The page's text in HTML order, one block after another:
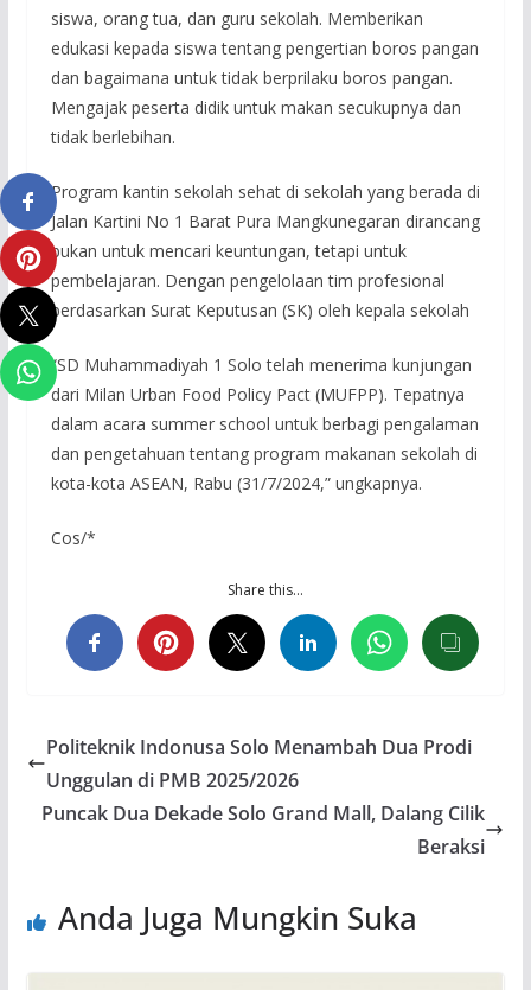
siswa, orang tua, dan guru sekolah. Memberikan
edukasi kepada siswa tentang pengertian boros pangan
dan bagaimana untuk tidak berprilaku boros pangan.
Mengajak peserta didik untuk makan secukupnya dan
tidak berlebihan.
Program kantin sekolah sehat di sekolah yang berada di
Jalan Kartini No 1 Barat Pura Mangkunegaran dirancang
bukan untuk mencari keuntungan, tetapi untuk
pembelajaran. Dengan pengelolaan tim profesional
berdasarkan Surat Keputusan (SK) oleh kepala sekolah
“SD Muhammadiyah 1 Solo telah menerima kunjungan
dari Milan Urban Food Policy Pact (MUFPP). Tepatnya
dalam acara summer school untuk berbagi pengalaman
dan pengetahuan tentang program makanan sekolah di
kota-kota ASEAN, Rabu (31/7/2024,” ungkapnya.
Cos/*
Share this…
Politeknik Indonusa Solo Menambah Dua Prodi
Unggulan di PMB 2025/2026
Puncak Dua Dekade Solo Grand Mall, Dalang Cilik
Beraksi
Anda Juga Mungkin Suka